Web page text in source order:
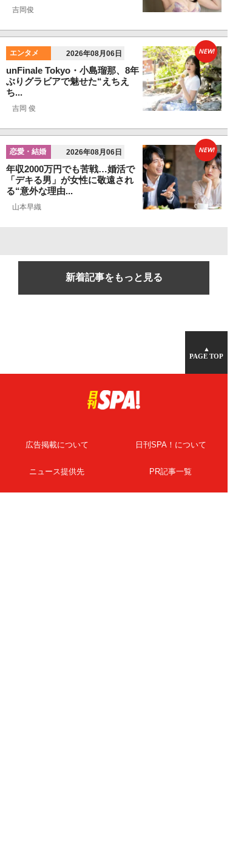
吉岡俊
エンタメ 2026年08月06日
unFinale Tokyo・小島瑠那、8年
ぶりグラビアで魅せた“えちえ
ち...
吉岡 俊
NEW!
恋愛・結婚 2026年08月06日
年収2000万円でも苦戦…婚活で
「デキる男」が女性に敬遠され
る“意外な理由...
山本早織
NEW!
新着記事をもっと見る
▲
PAGE TOP
広告掲載について 日刊SPA！について
ニュース提供先 PR記事一覧